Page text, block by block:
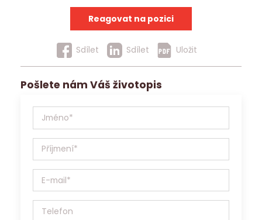
kontaktovat přímo svého konzultanta.
kontaktovat obratem. Ostatní uchazeče budeme
kontaktovat v případě, že pro ně nalezneme jinou vhodnou
zpracovávat v souladu se Zákonem o ochraně osobních
údajů 110/2019 Sb. a v souladu s Obecným nařízením o
ochraně osobních údajů (EU) 2016/679, a to výhradně za
účelem prezentace potenciálním zaměstnavatelům a
agentura s platným povolením Generálního ředitelství
Úřadu práce ČR a osobní údaje může v souladu s účelem
Reagovat na pozici
Sdílet Sdílet Uložit
Pošlete nám Váš životopis